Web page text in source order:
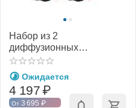
Набор из 2
диффузионных
нейтральных VND + Mist
фильтров (ND4-32 +
ND64-512) DJI Mini 3 /
Mini 3 Pro (Freewell)
Ожидается
4 197₽
От 3 695 ₽